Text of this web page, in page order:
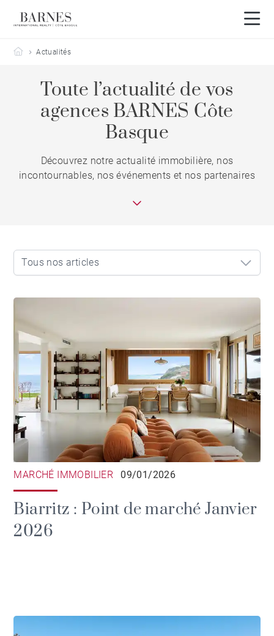
Barnes Côte Basque
Actualités
Toute l’actualité de vos
agences BARNES Côte
Basque
Découvrez notre actualité immobilière, nos
incontournables, nos événements et nos partenaires
Tous nos articles
MARCHÉ IMMOBILIER 09/01/2026
Biarritz : Point de marché Janvier
2026